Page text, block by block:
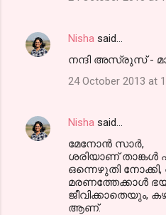
Nisha said…
നന്ദി അസ്രുസ് -
24 October 2013 at
Nisha said…
മേനോന്‍ സാര്‍,
ശരിയാണ്
ഒന്നെഴുതി
മരണത്തേക്കാള്‍
ജീവിക്കാതെയും,
ആണ്.